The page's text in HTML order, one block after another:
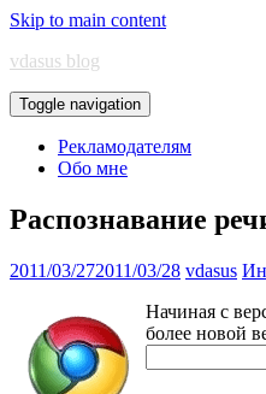
Skip to main content
vdasus blog
Toggle navigation
Рекламодателям
Обо мне
Распознавание
2011/03/272011/03/28 vdasus
Начиная с
более новой